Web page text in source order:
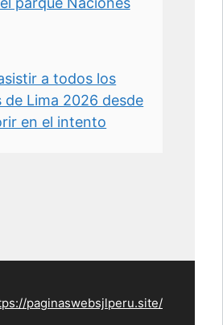
a todos los
Lima 2026 desde
en el intento
paginaswebsjlperu.site/